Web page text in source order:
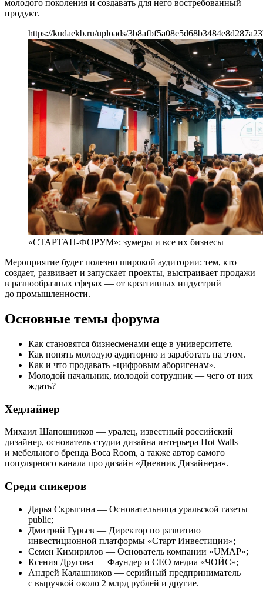
молодого поколения и создавать для него востребованный
продукт.
https://kudaekb.ru/uploads/
«СТАРТАП-ФОРУМ»: зумеры и все их бизнесы
Мероприятие будет полезно широкой аудитории: тем, кто
создает, развивает и запускает проекты, выстраивает продажи
в разнообразных сферах — от креативных индустрий
до промышленности.
Основные темы форума
Как становятся бизнесменами еще в университете.
Как понять молодую аудиторию и заработать на этом.
Как и что продавать «цифровым аборигенам».
Молодой начальник, молодой сотрудник — чего от них
ждать?
Хедлайнер
Михаил Шапошников — уралец, известный российский
дизайнер, основатель студии дизайна интерьера Hot Walls
и мебельного бренда Boca Room, а также автор самого
популярного канала про дизайн «Дневник Дизайнера».
Среди спикеров
Дарья Скрыгина — Основательница уральской газеты
public;
Дмитрий Гурьев — Директор по развитию
инвестиционной платформы «Старт Инвестиции»;
Семен Кимирилов — Основатель компании «UMAP»;
Ксения Другова — Фаундер и СЕО медиа «‎ЧОЙС»;
Андрей Калашников — серийный предприниматель
с выручкой около 2 млрд рублей и другие.